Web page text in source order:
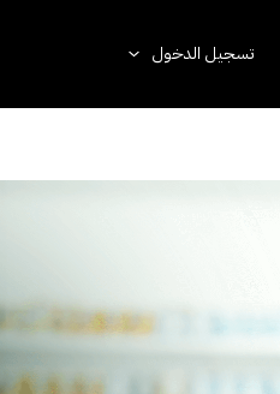
تسجيل الدخول